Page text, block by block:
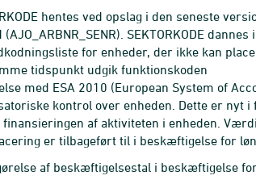
hentes ved opslag i den seneste
SEKTORKODE dannes
for enheder, der ikke kan
tidspunkt udgik funktionskoden
med ESA 2010 (European System of
kontrol over enheden. Dette er nyt i
af aktiviteten i enheden.
er tilbageført til i beskæftigelse for
af beskæftigelsestal i beskæftigelse